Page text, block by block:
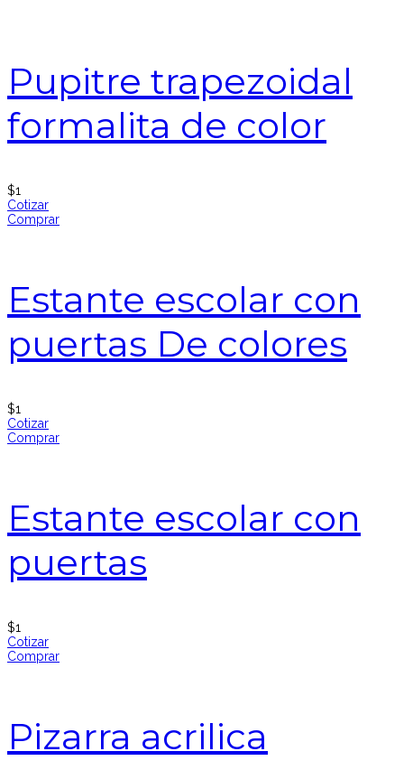
Pupitre trapezoidal
formalita de color
$1
Cotizar
Comprar
Estante escolar con
puertas De colores
$1
Cotizar
Comprar
Estante escolar con
puertas
$1
Cotizar
Comprar
Pizarra acrilica